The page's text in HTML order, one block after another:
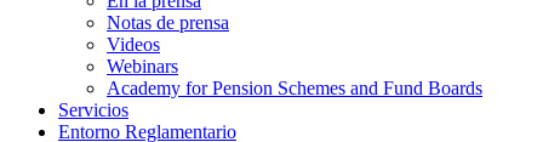
Notas de prensa
Videos
Webinars
Academy for Pension Schemes and Fund Boards
Servicios
Entorno Reglamentario